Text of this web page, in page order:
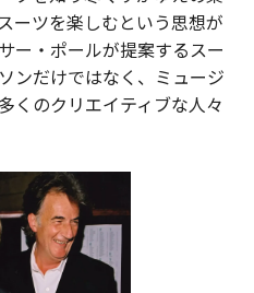
ーツを楽しむという思想が
ー・ポールが提案するスー
ンだけではなく、ミュージ
くのクリエイティブな人々